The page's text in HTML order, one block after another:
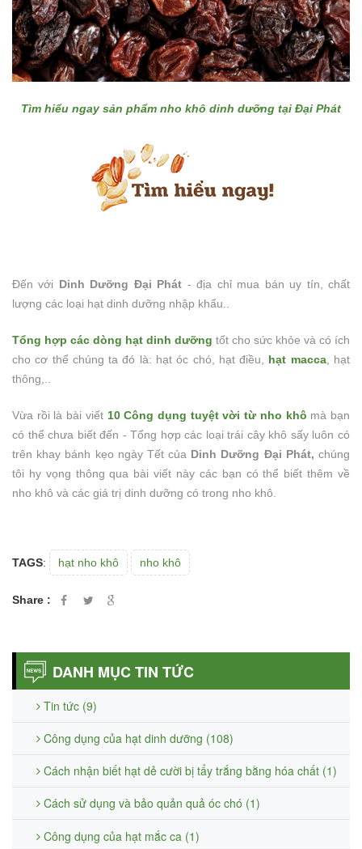
Tìm hiểu ngay sản phẩm nho khô dinh dưỡng tại Đại Phát
Đến với Dinh Dưỡng Đại Phát - địa chỉ mua bán uy tín, chất
lượng các loại hạt dinh dưỡng nhập khẩu..
Tổng hợp các dòng hạt dinh dưỡng tốt cho sức khỏe và có ích
cho cơ thể chúng ta đó là: hạt óc chó, hạt điều, hạt macca, hạt
thông,..
Vừa rồi là bài viết 10 Công dụng tuyệt vời từ nho khô mà bạn
có thể chưa biết đến - Tổng hợp các loại trái cây khô sấy luôn có
trên khay bánh kẹo ngày Tết của Dinh Dưỡng Đại Phát, chúng
tôi hy vọng thông qua bài viết này các bạn có thể biết thêm về
nho khô và các giá trị dinh dưỡng có trong nho khô.
TAGS: hạt nho khô nho khô
Share :
DANH MỤC TIN TỨC
Tin tức (9)
Công dụng của hạt dinh dưỡng (108)
Cách nhận biết hạt dẻ cười bị tẩy trắng bằng hóa chất (1)
Cách sử dụng và bảo quản quả óc chó (1)
Công dụng của hạt mắc ca (1)